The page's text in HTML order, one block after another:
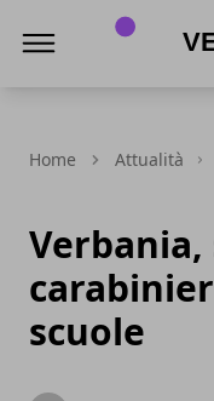
Home Attualità
Verbania,
scuole